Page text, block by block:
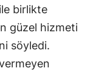
Kahramanmaraş
Mardin
Muğla
birlikte
güzel hizmeti
söyledi.